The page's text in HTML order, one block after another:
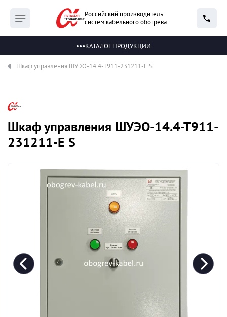
Российский производитель
систем кабельного обогрева
КАТАЛОГ ПРОДУКЦИИ
Шкаф управления ШУЭО-14.4-Т911-231211-Е S
Шкаф управления ШУЭО-14.4-Т911-
231211-Е S